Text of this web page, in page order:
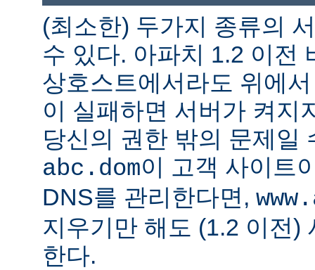
(최소한) 두가지 종류의
수 있다. 아파치 1.2 이전
상호스트에서라도 위에
이 실패하면 서버가 켜지
당신의 권한 밖의 문제일
abc.dom이 고객 사이트
DNS를 관리한다면,
지우기만 해도 (1.2 이전)
한다.